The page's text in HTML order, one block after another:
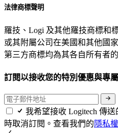
法律商標聲明
羅技、Logi 及其他羅技商標和
或其附屬公司在美國和其他國
第三方商標均為其各自所有者
訂閱以接收您的特別優惠與專
我希望接收 Logitech 傳
時取消訂閱。查看我們的隱私